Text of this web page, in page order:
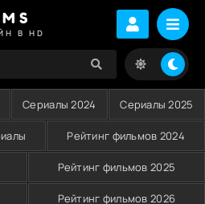
В HD
Сериалы 2024 Сериалы 2025
Рейтинг фильмов 2024
Рейтинг фильмов 2025
Рейтинг фильмов 2026